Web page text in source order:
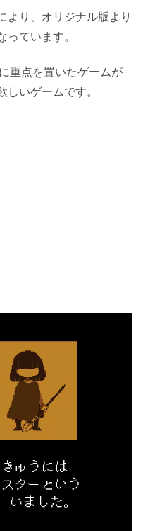
より、オリジナル版より
っています。
重点を置いたゲームが
いゲームです。